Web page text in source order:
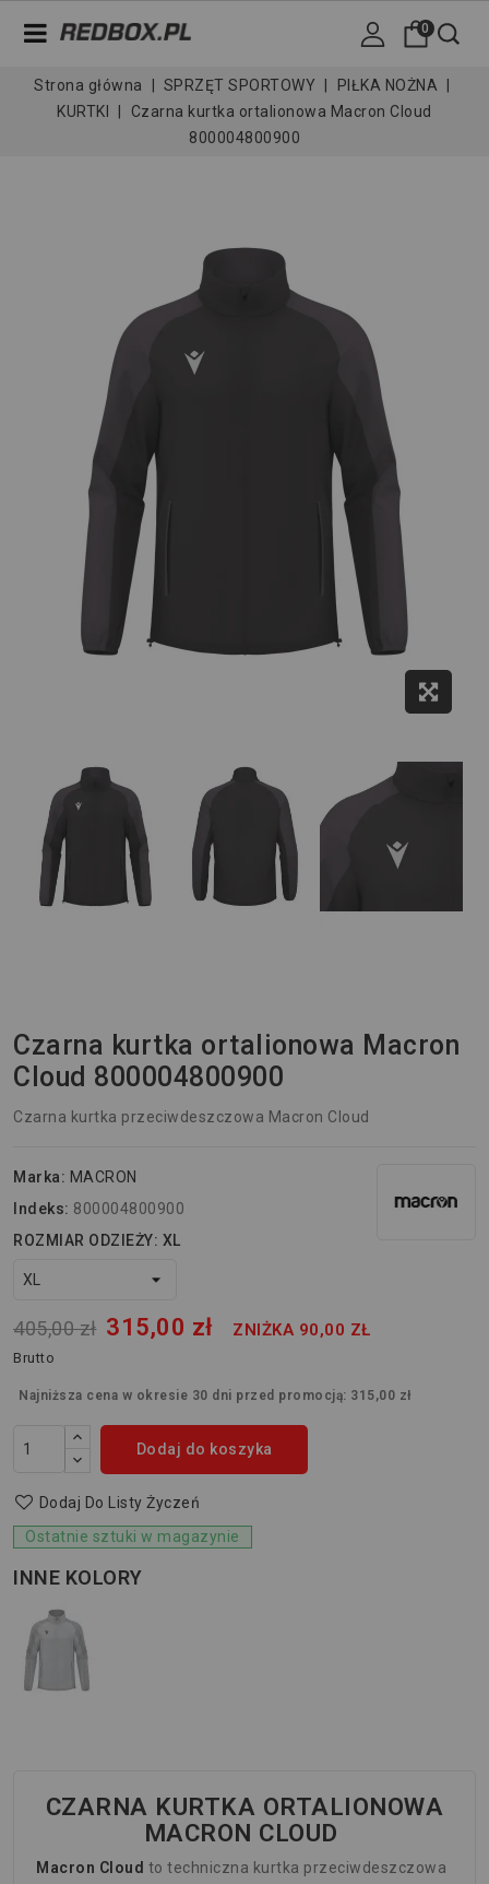
0
Strona główna SPRZĘT SPORTOWY
PIŁKA NOŻNA
KURTKI
Czarna kurtka ortalionowa Macron Cloud
800004800900
Czarna kurtka ortalionowa Macron
Cloud 800004800900
Czarna kurtka przeciwdeszczowa Macron Cloud
Marka: MACRON
Indeks: 800004800900
ROZMIAR ODZIEŻY: XL
405,00 zł 315,00 zł ZNIŻKA 90,00 ZŁ
Brutto
Najniższa cena w okresie 30 dni przed promocją: 315,00 zł
Dodaj do koszyka
Dodaj Do Listy Życzeń
Ostatnie sztuki w magazynie
INNE KOLORY
CZARNA KURTKA ORTALIONOWA
MACRON CLOUD
Macron Cloud to techniczna kurtka przeciwdeszczowa